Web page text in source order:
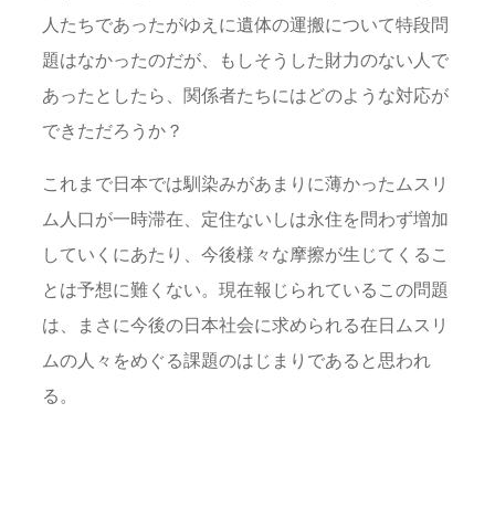
人たちであったがゆえに遺体の運搬について特段問
題はなかったのだが、もしそうした財力のない人で
あったとしたら、関係者たちにはどのような対応が
できただろうか？
これまで日本では馴染みがあまりに薄かったムスリ
ム人口が一時滞在、定住ないしは永住を問わず増加
していくにあたり、今後様々な摩擦が生じてくるこ
とは予想に難くない。現在報じられているこの問題
は、まさに今後の日本社会に求められる在日ムスリ
ムの人々をめぐる課題のはじまりであると思われ
る。